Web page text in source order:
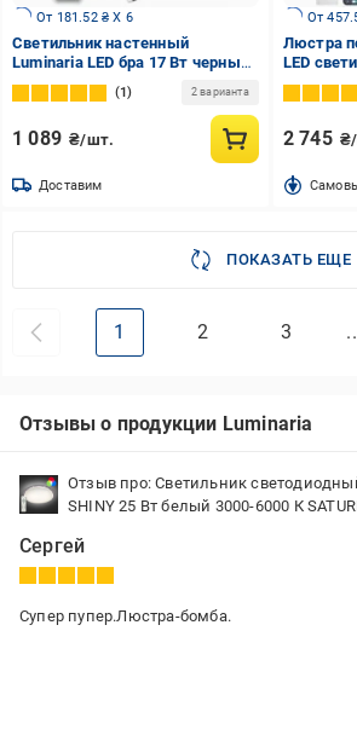
От 181.52 ₴ X 6
Светильник настенный
Luminaria LED бра 17 Вт черный
BLADE 17W L500 BLACK
1 2 варианта
1 089 ₴/шт.
Доставим
От
Люстра
LED
ERIKA
2 745
ПОКАЗАТЬ ЕЩЕ
1 2 3
Отзывы о продукции Luminaria
Отзыв про: Светильник
SHINY 25 Вт белый 3000-6000 К
Сергей
Супер пупер.Люстра-бомба.